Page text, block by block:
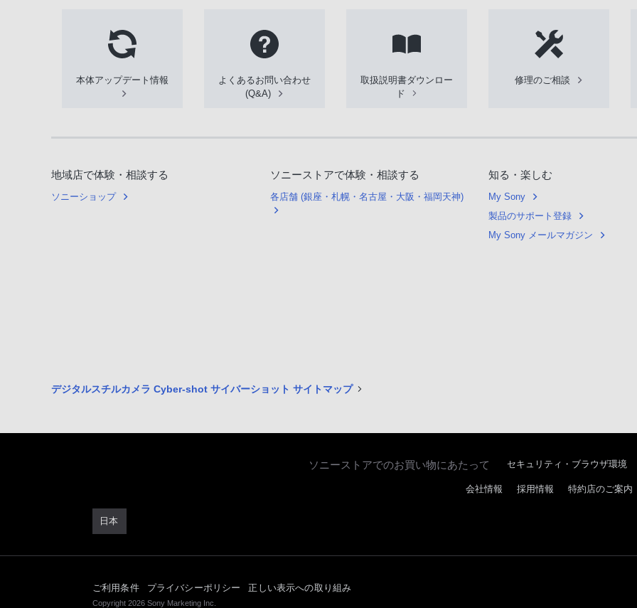
本体アップデート情報
よくあるお問い合わせ
(Q&A)
取扱説明書ダウンロー
ド
修理のご相談
地域店で体験・相談する
ソニーショップ
ソニーストアで体験・相談する
各店舗 (銀座・札幌・名古屋・大阪・福岡天神)
知る・楽しむ
My Sony
製品のサポート登録
My Sony メールマガジン
デジタルスチルカメラ Cyber-shot サイバーショット サイトマップ
ソニーストアでのお買い物にあたって セキュリティ・ブラウザ環境
日本
会社情報 採用情報 特約店のご案内
ご利用条件 プライバシーポリシー 正しい表示への取り組み
Copyright 2026 Sony Marketing Inc.